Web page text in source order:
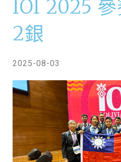
IOI 2025 參
2銀
2025-08-03